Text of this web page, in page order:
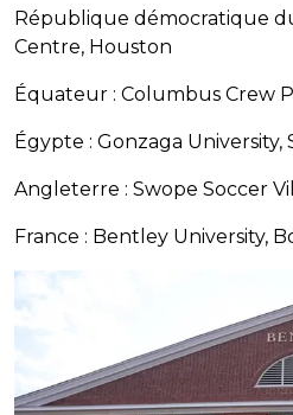
République démocratique
Centre, Houston
Équateur : Columbus Crew
Égypte : Gonzaga University,
Angleterre : Swope Soccer
France : Bentley University,